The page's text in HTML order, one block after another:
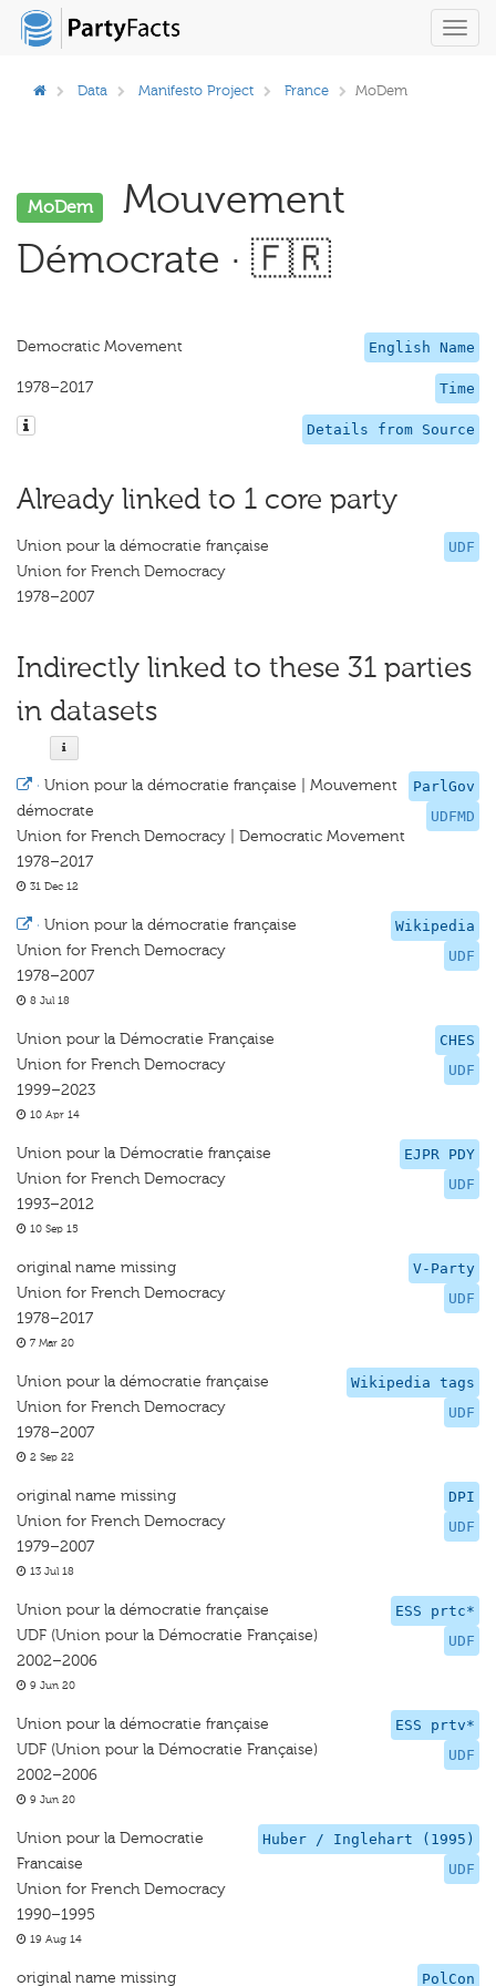
Data Manifesto Project France MoDem
MoDem
Mouvement
Démocrate · 🇫🇷
English Name
Democratic Movement
Time
1978–2017
Details from Source
Already linked to 1 core party
UDF
Union pour la démocratie française
Union for French Democracy
1978–2007
Indirectly linked to these 31 parties
in datasets
ParlGov
UDFMD
· Union pour la démocratie française | Mouvement
démocrate
Union for French Democracy | Democratic Movement
1978–2017
31 Dec 12
Wikipedia
UDF
· Union pour la démocratie française
Union for French Democracy
1978–2007
8 Jul 18
CHES
UDF
Union pour la Démocratie Française
Union for French Democracy
1999–2023
10 Apr 14
EJPR PDY
UDF
Union pour la Démocratie française
Union for French Democracy
1993–2012
10 Sep 15
V-Party
UDF
original name missing
Union for French Democracy
1978–2017
7 Mar 20
Wikipedia tags
UDF
Union pour la démocratie française
Union for French Democracy
1978–2007
2 Sep 22
DPI
UDF
original name missing
Union for French Democracy
1979–2007
13 Jul 18
ESS prtc*
UDF
Union pour la démocratie française
UDF (Union pour la Démocratie Française)
2002–2006
9 Jun 20
ESS prtv*
UDF
Union pour la démocratie française
UDF (Union pour la Démocratie Française)
2002–2006
9 Jun 20
Huber / Inglehart (1995)
UDF
Union pour la Democratie
Francaise
Union for French Democracy
1990–1995
19 Aug 14
PolCon
original name missing